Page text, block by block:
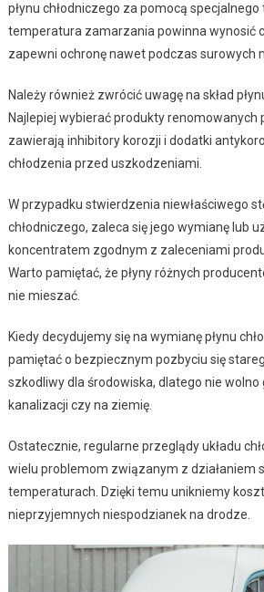
płynu chłodniczego za pomocą
temperatura zamarzania powinna wynosić
zapewni ochronę nawet podczas surowych
Należy również zwrócić uwagę na skład
Najlepiej wybierać produkty renomowanych
zawierają inhibitory korozji i dodatki
chłodzenia przed uszkodzeniami.
W przypadku stwierdzenia niewłaściwego
chłodniczego, zaleca się jego wymianę lub
koncentratem zgodnym z zaleceniami
Warto pamiętać, że płyny różnych
nie mieszać.
Kiedy decydujemy się na wymianę płynu
pamiętać o bezpiecznym pozbyciu się
szkodliwy dla środowiska, dlatego nie wolno
kanalizacji czy na ziemię.
Ostatecznie, regularne przeglądy układu
wielu problemom związanym z działaniem
temperaturach. Dzięki temu unikniemy
nieprzyjemnych niespodzianek na drodze.